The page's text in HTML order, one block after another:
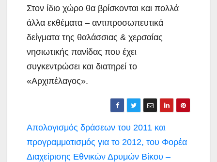
Στον ίδιο χώρο θα βρίσκονται και πολλά
άλλα εκθέματα – αντιπροσωπευτικά
δείγματα της θαλάσσιας & χερσαίας
νησιωτικής πανίδας που έχει
συγκεντρώσει και διατηρεί το
«Αρχιπέλαγος».
Πλοήγηση
άρθρων
Απολογισμός δράσεων του 2011 και
προγραμματισμός για το 2012, του Φορέα
Διαχείρισης Εθνικών Δρυμών Βίκου –